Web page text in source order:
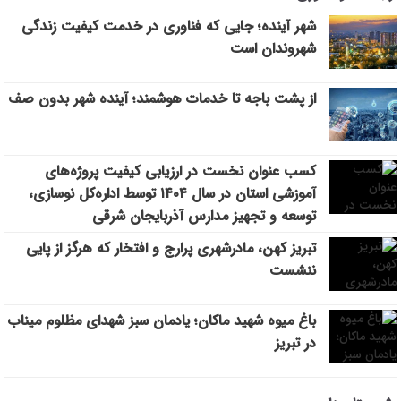
10:30
افزایش محدوده تردد خودروهای ارس‌پلاک به استان‌های شمال و
شمال‌غرب کشور
9:27 رفع مشکلات اراضی فاز ۲ خاوران با جدیت دنبال می‌شود
9:20 از پشت باجه تا خدمات هوشمند؛ آینده شهر بدون صف
شهر آینده؛ جایی که فناوری در خدمت کیفیت زندگی
شهروندان است
از پشت باجه تا خدمات هوشمند؛ آینده شهر بدون صف
کسب عنوان نخست در ارزیابی کیفیت پروژه‌های
آموزشی استان در سال ۱۴۰۴ توسط اداره‌کل نوسازی،
توسعه و تجهیز مدارس آذربایجان شرقی
تبریز کهن، مادرشهری پرارج و افتخار که هرگز از پایی
ننشست
باغ میوه شهید ماکان؛ یادمان سبز شهدای مظلوم میناب
در تبریز